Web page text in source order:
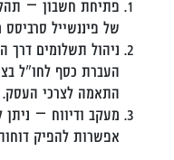
פתיחת חשבון –
של פיננשייל
ניהול תשלומים
העברת כסף לחו"ל
התאמה לצרכי העסק.
מעקב ודיווח –
אפשרות להפיק